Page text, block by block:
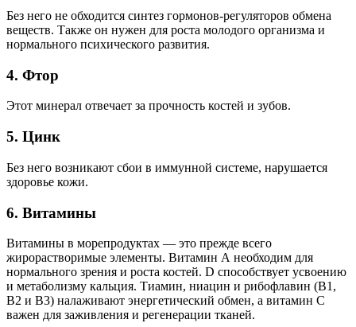
Без него не обходится синтез гормонов-регуляторов обмена
веществ. Также он нужен для роста молодого организма и
нормального психического развития.
4. Фтор
Этот минерал отвечает за прочность костей и зубов.
5. Цинк
Без него возникают сбои в иммунной системе, нарушается
здоровье кожи.
6. Витамины
Витамины в морепродуктах — это прежде всего
жирорастворимые элементы. Витамин А необходим для
нормального зрения и роста костей. D способствует усвоению
и метаболизму кальция. Тиамин, ниацин и рибофлавин (В1,
В2 и В3) налаживают энергетический обмен, а витамин С
важен для заживления и регенерации тканей.